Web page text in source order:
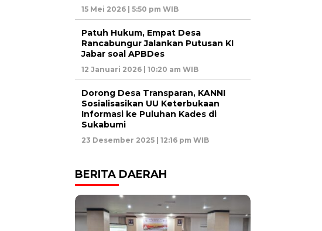
15 Mei 2026 | 5:50 pm WIB
Patuh Hukum, Empat Desa
Rancabungur Jalankan Putusan KI
Jabar soal APBDes
12 Januari 2026 | 10:20 am WIB
Dorong Desa Transparan, KANNI
Sosialisasikan UU Keterbukaan
Informasi ke Puluhan Kades di
Sukabumi
23 Desember 2025 | 12:16 pm WIB
BERITA DAERAH